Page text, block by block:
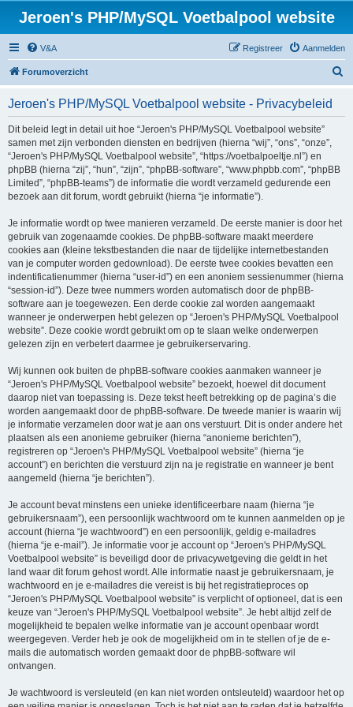
Jeroen's PHP/MySQL Voetbalpool website
V&A Aanmelden
Registreer
Forumoverzicht
Jeroen's PHP/MySQL Voetbalpool website - Privacybeleid
Dit beleid legt in detail uit hoe “Jeroen's PHP/MySQL Voetbalpool website”
samen met zijn verbonden diensten en bedrijven (hierna “wij”, “ons”, “onze”,
“Jeroen's PHP/MySQL Voetbalpool website”, “https://voetbalpoeltje.nl”) en
phpBB (hierna “zij”, “hun”, “zijn”, “phpBB-software”, “www.phpbb.com”, “phpBB
Limited”, “phpBB-teams”) de informatie die wordt verzameld gedurende een
bezoek aan dit forum, wordt gebruikt (hierna “je informatie”).
Je informatie wordt op twee manieren verzameld. De eerste manier is door het
gebruik van zogenaamde cookies. De phpBB-software maakt meerdere
cookies aan (kleine tekstbestanden die naar de tijdelijke internetbestanden
van je computer worden gedownload). De eerste twee cookies bevatten een
indentificatienummer (hierna “user-id”) en een anoniem sessienummer (hierna
“session-id”). Deze twee nummers worden automatisch door de phpBB-
software aan je toegewezen. Een derde cookie zal worden aangemaakt
wanneer je onderwerpen hebt gelezen op “Jeroen's PHP/MySQL Voetbalpool
website”. Deze cookie wordt gebruikt om op te slaan welke onderwerpen
gelezen zijn en verbetert daarmee je gebruikerservaring.
Wij kunnen ook buiten de phpBB-software cookies aanmaken wanneer je
“Jeroen's PHP/MySQL Voetbalpool website” bezoekt, hoewel dit document
daarop niet van toepassing is. Deze tekst heeft betrekking op de pagina’s die
worden aangemaakt door de phpBB-software. De tweede manier is waarin wij
je informatie verzamelen door wat je aan ons verstuurt. Dit is onder andere het
plaatsen als een anonieme gebruiker (hierna “anonieme berichten”),
registreren op “Jeroen's PHP/MySQL Voetbalpool website” (hierna “je
account”) en berichten die verstuurd zijn na je registratie en wanneer je bent
aangemeld (hierna “je berichten”).
Je account bevat minstens een unieke identificeerbare naam (hierna “je
gebruikersnaam”), een persoonlijk wachtwoord om te kunnen aanmelden op je
account (hierna “je wachtwoord”) en een persoonlijk, geldig e-mailadres
(hierna “je e-mail”). Je informatie voor je account op “Jeroen's PHP/MySQL
Voetbalpool website” is beveiligd door de privacywetgeving die geldt in het
land waar dit forum gehost wordt. Alle informatie naast je gebruikersnaam, je
wachtwoord en je e-mailadres die vereist is bij het registratieproces op
“Jeroen's PHP/MySQL Voetbalpool website” is verplicht of optioneel, dat is een
keuze van “Jeroen's PHP/MySQL Voetbalpool website”. Je hebt altijd zelf de
mogelijkheid te bepalen welke informatie van je account openbaar wordt
weergegeven. Verder heb je ook de mogelijkheid om in te stellen of je de e-
mails die automatisch worden gemaakt door de phpBB-software wil
ontvangen.
Je wachtwoord is versleuteld (en kan niet worden ontsleuteld) waardoor het op